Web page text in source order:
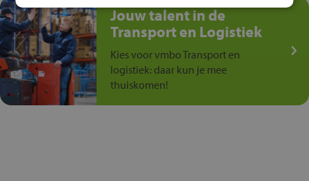
Jouw talent in de
Transport en Logistiek
Kies voor vmbo Transport en
logistiek: daar kun je mee
thuiskomen!